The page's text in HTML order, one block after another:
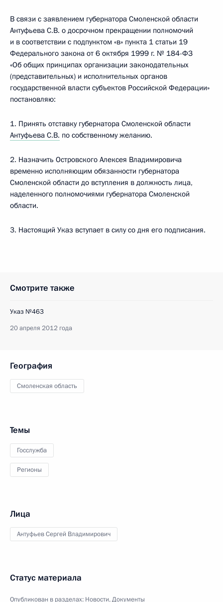
В связи с заявлением губернатора Смоленской области
Антуфьева С.В. о досрочном прекращении полномочий
и в соответствии с подпунктом «в» пункта 1 статьи 19
Федерального закона от 6 октября 1999 г. № 184-ФЗ
«Об общих принципах организации законодательных
(представительных) и исполнительных органов
государственной власти субъектов Российской Федерации»
постановляю:
1. Принять отставку губернатора Смоленской области
Антуфьева С.В. по собственному желанию.
2. Назначить Островского Алексея Владимировича
временно исполняющим обязанности губернатора
Смоленской области до вступления в должность лица,
наделенного полномочиями губернатора Смоленской
области.
3. Настоящий Указ вступает в силу со дня его подписания.
Смотрите также
Указ №463
20 апреля 2012 года
География
Смоленская область
Темы
Госслужба
Регионы
Лица
Антуфьев Сергей Владимирович
Статус материала
Опубликован в разделах: Новости,Документы